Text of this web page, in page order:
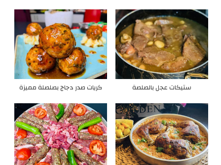
ستيكات عجل بالصلصة كريات صدر دجاج بصلصلة مميزة